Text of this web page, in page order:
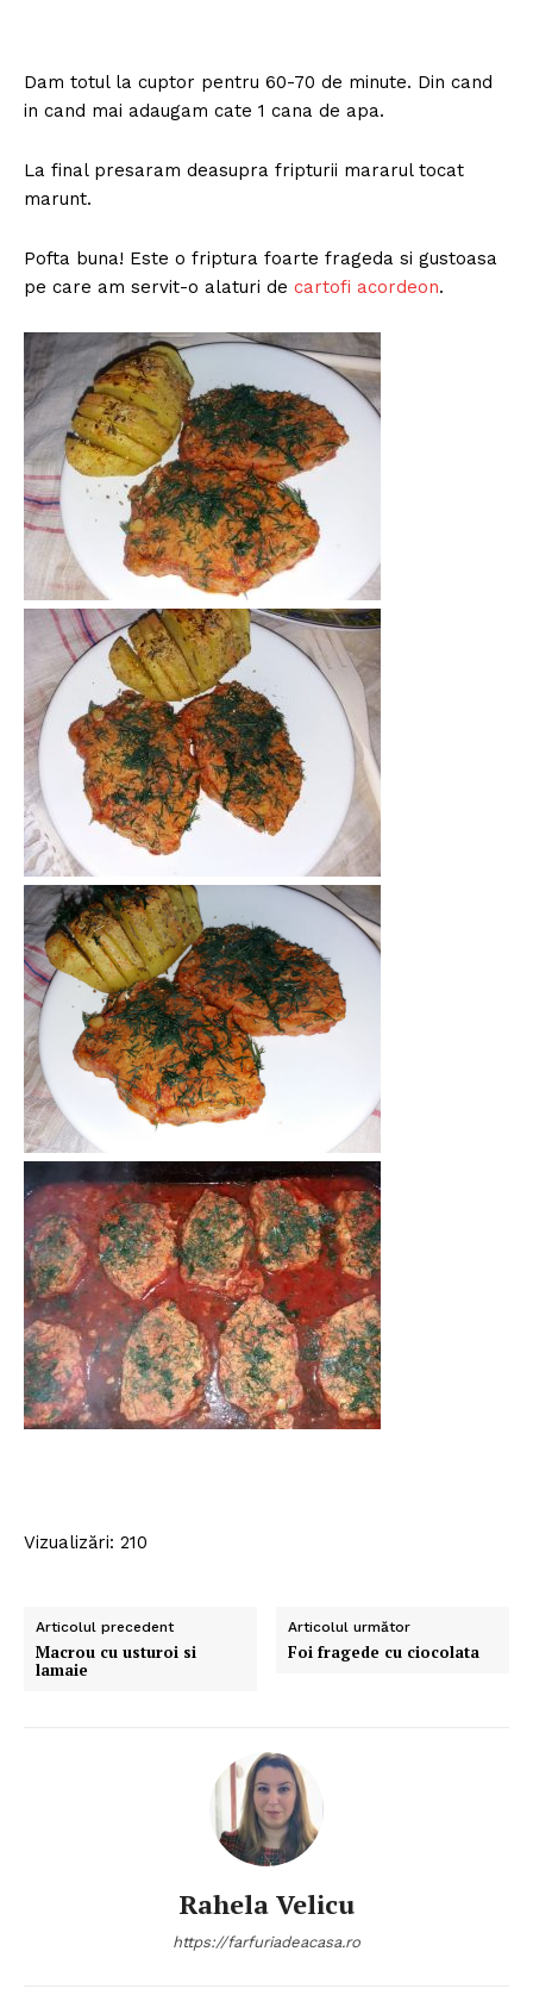
Dam totul la cuptor pentru 60-70 de minute. Din cand
in cand mai adaugam cate 1 cana de apa.
La final presaram deasupra fripturii mararul tocat
marunt.
Pofta buna! Este o friptura foarte frageda si gustoasa
pe care am servit-o alaturi de cartofi acordeon.
Vizualizări: 210
Articolul precedent
Macrou cu usturoi si
lamaie
Articolul următor
Foi fragede cu ciocolata
Rahela Velicu
https://farfuriadeacasa.ro